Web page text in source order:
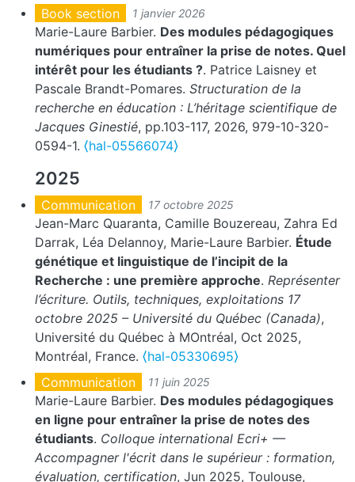
Book section 1 janvier 2026
Marie-Laure Barbier. Des modules pédagogiques
numériques pour entraîner la prise de notes. Quel
intérêt pour les étudiants ?. Patrice Laisney et
Pascale Brandt-Pomares. Structuration de la
recherche en éducation : L’héritage scientifique de
Jacques Ginestié, pp.103-117, 2026, 979-10-320-
0594-1. ⟨hal-05566074⟩
2025
Communication 17 octobre 2025
Jean-Marc Quaranta, Camille Bouzereau, Zahra Ed
Darrak, Léa Delannoy, Marie-Laure Barbier. Étude
génétique et linguistique de l’incipit de la
Recherche : une première approche. Représenter
l’écriture. Outils, techniques, exploitations 17
octobre 2025 – Université du Québec (Canada),
Université du Québec à MOntréal, Oct 2025,
Montréal, France. ⟨hal-05330695⟩
Communication
11 juin 2025
Marie-Laure Barbier. Des modules pédagogiques
en ligne pour entraîner la prise de notes des
étudiants. Colloque international Ecri+ —
Accompagner l'écrit dans le supérieur : formation,
évaluation, certification, Jun 2025, Toulouse,